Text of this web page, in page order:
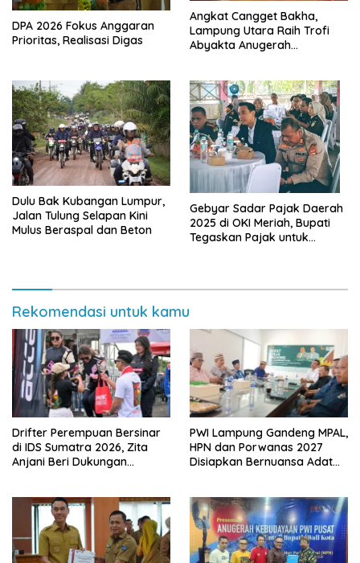
DPA 2026 Fokus Anggaran
Prioritas, Realisasi Digas
Angkat Cangget Bakha,
Lampung Utara Raih Trofi
Abyakta Anugerah
Dulu Bak Kubangan Lumpur,
Jalan Tulung Selapan Kini
Mulus Beraspal dan Beton
Gebyar Sadar Pajak Daerah
2025 di OKI Meriah, Bupati
Tegaskan Pajak untuk
Rekomendasi untuk kamu
Drifter Perempuan Bersinar
di IDS Sumatra 2026, Zita
Anjani Beri Dukungan
PWI Lampung Gandeng MPAL,
HPN dan Porwanas 2027
Disiapkan Bernuansa Adat